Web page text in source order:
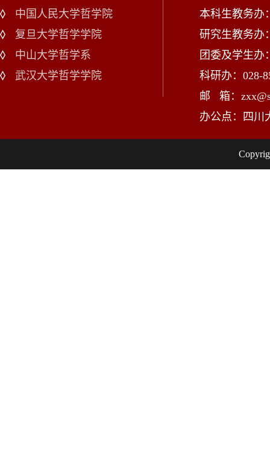
中国人民大学哲学院
复旦大学哲学学院
中山大学哲学系
武汉大学哲学学院
本科生教务办
研究生教务办
团委及学生办
科研办：028-
邮 箱：
办公点：四川